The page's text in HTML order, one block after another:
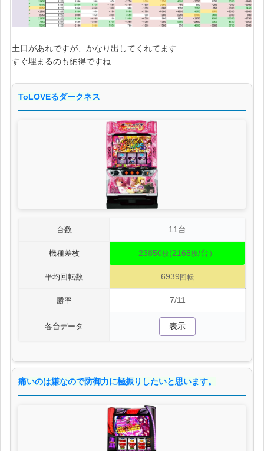
土日があれですが、かなり出してくれてます
すぐ埋まるのも納得ですね
ToLOVEるダークネス
台数 11台
機種差枚 23850枚(2168枚/台）
平均回転数 6939回転
勝率 7/11
各台データ 表示
痛いのは嫌なので防御力に極振りしたいと思います。